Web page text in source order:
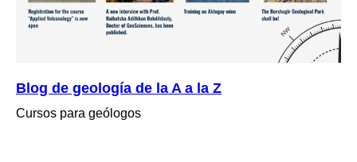
Blog de geología de la A a la Z
Cursos para geólogos